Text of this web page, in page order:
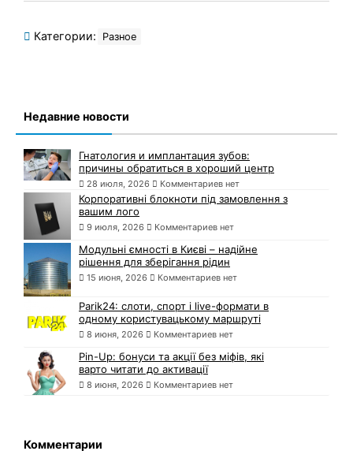
Категории: Разное
Недавние новости
Гнатология и имплантация зубов:
причины обратиться в хороший центр
28 июля, 2026 Комментариев нет
Корпоративні блокноти під замовлення з
вашим лого
9 июля, 2026 Комментариев нет
Модульні ємності в Києві – надійне
рішення для зберігання рідин
15 июня, 2026 Комментариев нет
Parik24: слоти, спорт і live-формати в
одному користувацькому маршруті
8 июня, 2026 Комментариев нет
Pin-Up: бонуси та акції без міфів, які
варто читати до активації
8 июня, 2026 Комментариев нет
Комментарии